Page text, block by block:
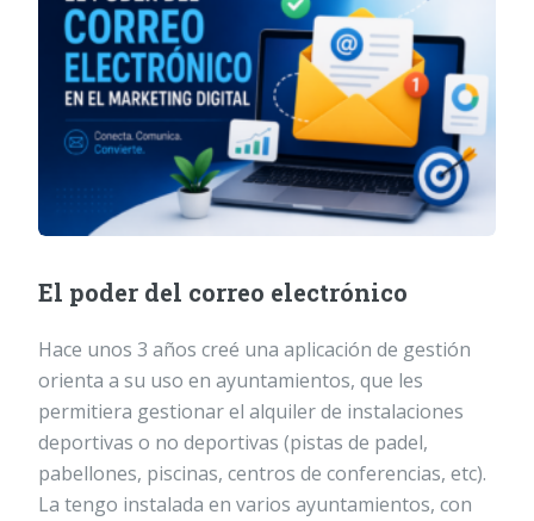
El poder del correo electrónico
Hace unos 3 años creé una aplicación de gestión
orienta a su uso en ayuntamientos, que les
permitiera gestionar el alquiler de instalaciones
deportivas o no deportivas (pistas de padel,
pabellones, piscinas, centros de conferencias, etc).
La tengo instalada en varios ayuntamientos, con